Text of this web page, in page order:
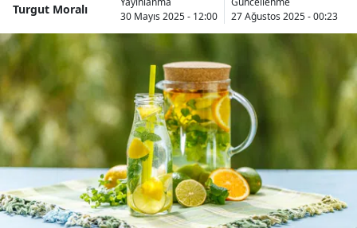
Turgut Moralı
30 Mayıs 2025 - 12:00
27 Ağustos 2025 - 00:23